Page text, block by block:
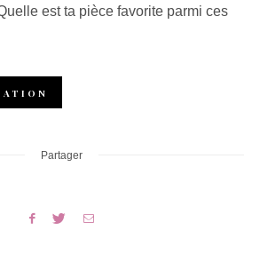
est ta pièce favorite parmi ces
Partager